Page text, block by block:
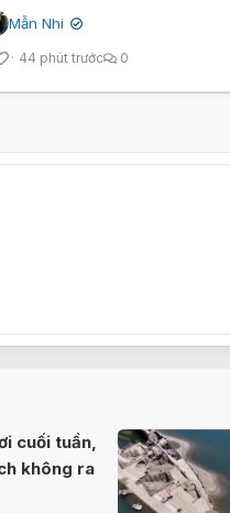
Mẫn Nhi ✔
44 phút trước 0
cuối tuần,
không ra